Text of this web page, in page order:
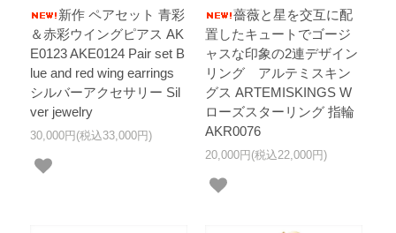
新作 ペアセット 青彩
＆赤彩ウイングピアス AK
E0123 AKE0124 Pair set B
lue and red wing earrings
シルバーアクセサリー Sil
ver jewelry
30,000円(税込33,000円)
薔薇と星を交互に配
置したキュートでゴージ
ャスな印象の2連デザイン
リング アルテミスキン
グス ARTEMISKINGS W
ローズスターリング 指輪
AKR0076
20,000円(税込22,000円)